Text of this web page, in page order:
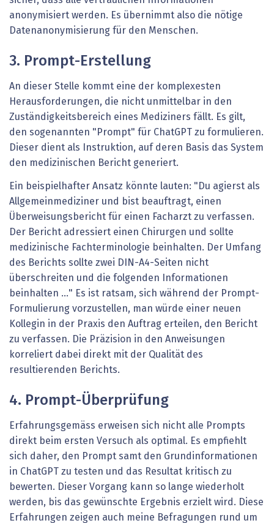
anonymisiert werden. Es übernimmt also die nötige
Datenanonymisierung für den Menschen.
3. Prompt-Erstellung
An dieser Stelle kommt eine der komplexesten
Herausforderungen, die nicht unmittelbar in den
Zuständigkeitsbereich eines Mediziners fällt. Es gilt,
den sogenannten "Prompt" für ChatGPT zu formulieren.
Dieser dient als Instruktion, auf deren Basis das System
den medizinischen Bericht generiert.
Ein beispielhafter Ansatz könnte lauten: "Du agierst als
Allgemeinmediziner und bist beauftragt, einen
Überweisungsbericht für einen Facharzt zu verfassen.
Der Bericht adressiert einen Chirurgen und sollte
medizinische Fachterminologie beinhalten. Der Umfang
des Berichts sollte zwei DIN-A4-Seiten nicht
überschreiten und die folgenden Informationen
beinhalten …" Es ist ratsam, sich während der Prompt-
Formulierung vorzustellen, man würde einer neuen
Kollegin in der Praxis den Auftrag erteilen, den Bericht
zu verfassen. Die Präzision in den Anweisungen
korreliert dabei direkt mit der Qualität des
resultierenden Berichts.
4. Prompt-Überprüfung
Erfahrungsgemäss erweisen sich nicht alle Prompts
direkt beim ersten Versuch als optimal. Es empfiehlt
sich daher, den Prompt samt den Grundinformationen
in ChatGPT zu testen und das Resultat kritisch zu
bewerten. Dieser Vorgang kann so lange wiederholt
werden, bis das gewünschte Ergebnis erzielt wird. Diese
Erfahrungen zeigen auch meine Befragungen rund um